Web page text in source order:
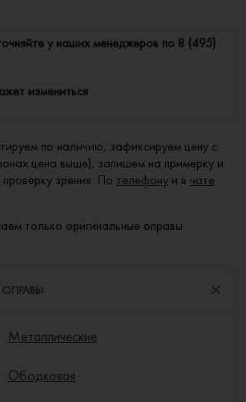
у наших менеджеров по 8 (495)
измениться
по наличию, зафиксируем цену с
цена выше), запишем на примерку и
зрения. По телефону и в чате
только оригинальные оправы
ОПРАВЫ
Металлические
Ободковая